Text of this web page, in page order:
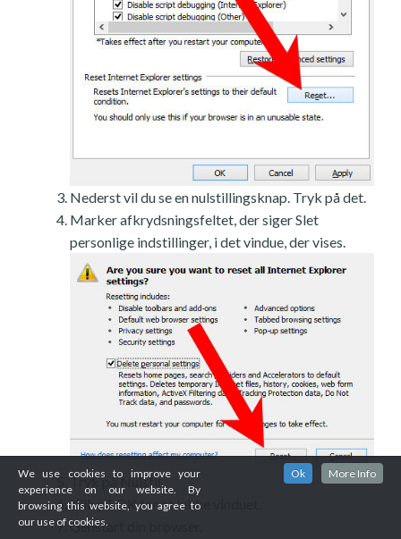
Nederst vil du se en nulstillingsknap. Tryk på det.
Marker afkrydsningsfeltet, der siger Slet
personlige indstillinger, i det vindue, der vises.
Tryk på Nulstil.
Klik på OK for at lukke vinduet.
Genstart din browser.
We use cookies to improve your
experience on our website. By
browsing this website, you agree to
our use of cookies.
Ok More Info